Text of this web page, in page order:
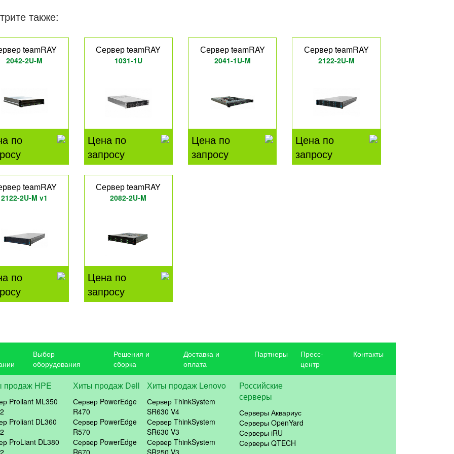
также:
teamRAY
2042-2U-M
по
Сервер teamRAY
1031-1U
Цена по
запросу
Сервер teamRAY
2041-1U-M
Цена по
запросу
Сервер teamRAY
2122-2U-M
Цена по
запросу
teamRAY
2122-2U-M v1
по
Сервер teamRAY
2082-2U-M
Цена по
запросу
Выбор
оборудования
Решения и
сборка
Доставка и
оплата
Партнеры
Пресс-
центр
Контакты
продаж HPE
Proliant ML350
Proliant DL360
ProLiant DL380
Хиты продаж Dell
Сервер PowerEdge
R470
Сервер PowerEdge
R570
Сервер PowerEdge
R670
Хиты продаж Lenovo
Сервер ThinkSystem
SR630 V4
Сервер ThinkSystem
SR630 V3
Сервер ThinkSystem
SR250 V3
Российские
серверы
Серверы Аквариус
Серверы OpenYard
Серверы iRU
Серверы QTECH